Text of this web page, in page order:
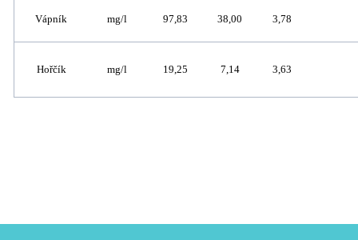
Vápník mg/l 97,83 38,00 3,78
Hořčík mg/l 19,25 7,14 3,63